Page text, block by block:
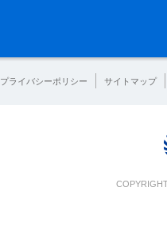
プライバシーポリシー サイトマップ